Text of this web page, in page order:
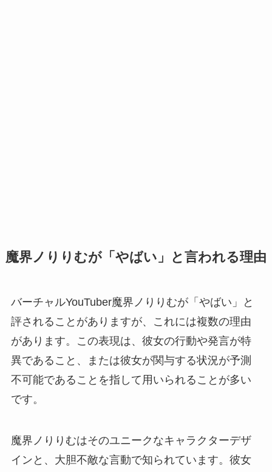
魔界ノりりむが「やばい」と言われる理由
バーチャルYouTuber魔界ノりりむが「やばい」と
評されることがありますが、これには複数の理由
があります。この表現は、彼女の行動や発言が特
異であること、または彼女が関与する状況が予測
不可能であることを指して用いられることが多い
です。
魔界ノりりむはそのユニークなキャラクターデザ
インと、大胆不敵な言動で知られています。彼女